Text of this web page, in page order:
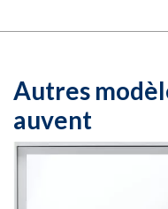
Autres
auvent